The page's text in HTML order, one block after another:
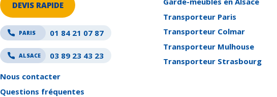
DEVIS RAPIDE
PARIS 01 84 21 07 87
ALSACE 03 89 23 43 23
Nous contacter
Questions fréquentes
Transporteur Paris
Transporteur Colmar
Transporteur Mulhouse
Transporteur Strasbourg